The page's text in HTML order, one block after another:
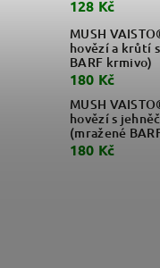
128 Kč
MUSH
hovězí a krůtí
BARF krmivo)
180 Kč
MUSH
hovězí s
(mražené
180 Kč